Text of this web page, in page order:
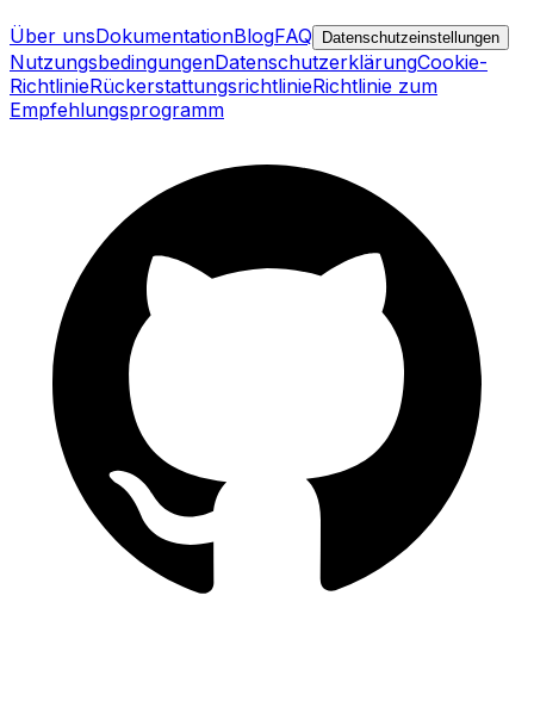
Über unsDokumentationBlogFAQ Datenschutzeinstellungen
NutzungsbedingungenDatenschutzerklärungCookie-
RichtlinieRückerstattungsrichtlinieRichtlinie zum
Empfehlungsprogramm